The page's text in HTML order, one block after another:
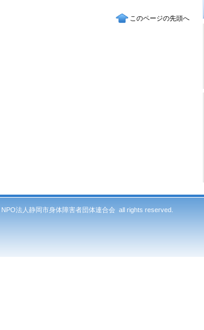
このページの先頭へ
法人静岡市身体障害者団体連合会 all rights reserved.